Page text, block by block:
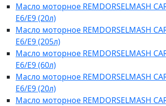
Масло моторное REMDORSELMASH
E6/E9 (20л)
Масло моторное REMDORSELMASH
E6/E9 (205л)
Масло моторное REMDORSELMASH
E6/E9 (60л)
Масло моторное REMDORSELMASH
E6/E9 (20л)
Масло моторное REMDORSELMASH